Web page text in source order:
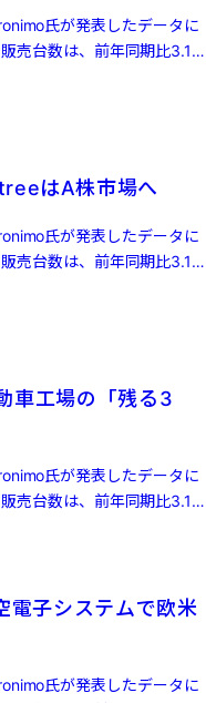
氏が発表したデータに
売台数は、前年同期比3.1%
はA株市場へ
氏が発表したデータに
売台数は、前年同期比3.1%
車工場の「残る3
氏が発表したデータに
売台数は、前年同期比3.1%
子システムで欧米
氏が発表したデータに